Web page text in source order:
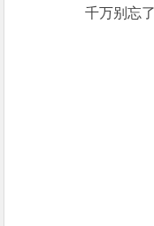
千万别忘